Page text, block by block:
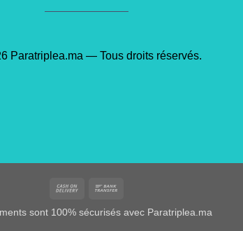
Paratriplea.ma — Tous droits réservés.
Cash
Delivery
sont 100% sécurisés avec Paratriplea.ma